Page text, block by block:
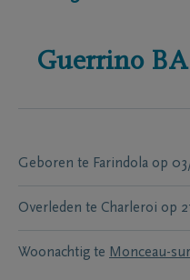
Guerrino
Geboren te Farindola op
Overleden te Charleroi op
Woonachtig te Monceau-